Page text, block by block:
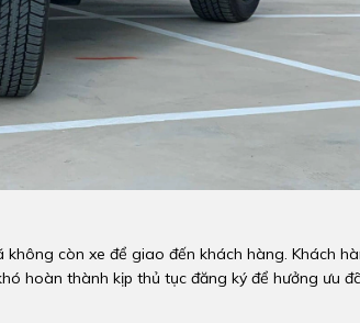
còn xe để giao đến khách hàng. Khách
hoàn thành kịp thủ tục đăng ký để hưởng ưu